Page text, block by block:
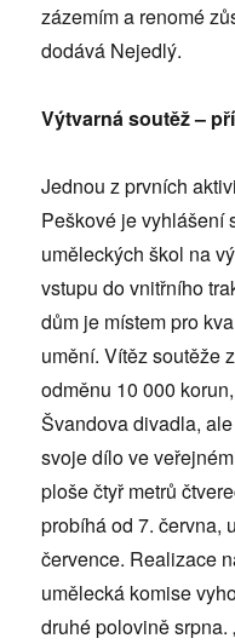
zázemím a renomé
dodává Nejedlý.
Výtvarná soutěž –
Jednou z prvních
Peškové je vyhlášení
uměleckých škol na
vstupu do vnitřního
dům je místem pro
umění. Vítěz soutěže
odměnu 10 000
Švandova divadla,
svoje dílo ve
ploše čtyř metrů
probíhá od 7. června,
července. Realizace
umělecká komise
druhé polovině